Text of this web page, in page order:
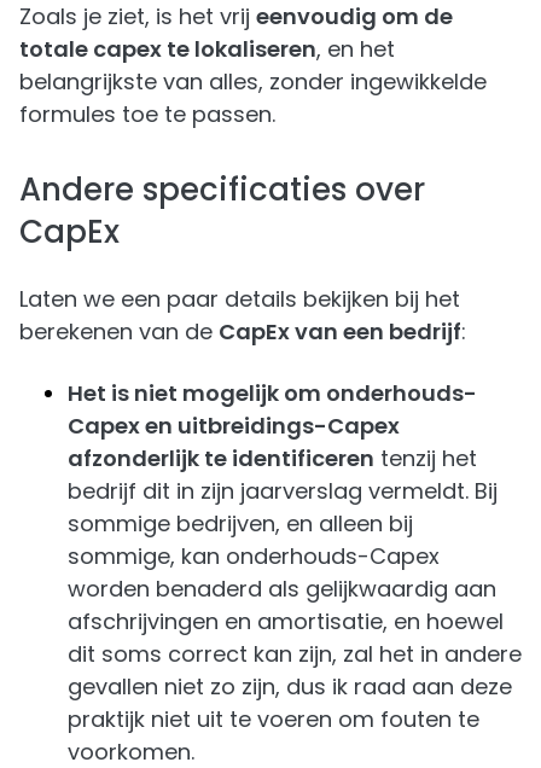
Zoals je ziet, is het vrij eenvoudig om de
totale capex te lokaliseren, en het
belangrijkste van alles, zonder ingewikkelde
formules toe te passen.
Andere specificaties over
CapEx
Laten we een paar details bekijken bij het
berekenen van de CapEx van een bedrijf:
Het is niet mogelijk om onderhouds-
Capex en uitbreidings-Capex
afzonderlijk te identificeren tenzij het
bedrijf dit in zijn jaarverslag vermeldt. Bij
sommige bedrijven, en alleen bij
sommige, kan onderhouds-Capex
worden benaderd als gelijkwaardig aan
afschrijvingen en amortisatie, en hoewel
dit soms correct kan zijn, zal het in andere
gevallen niet zo zijn, dus ik raad aan deze
praktijk niet uit te voeren om fouten te
voorkomen.